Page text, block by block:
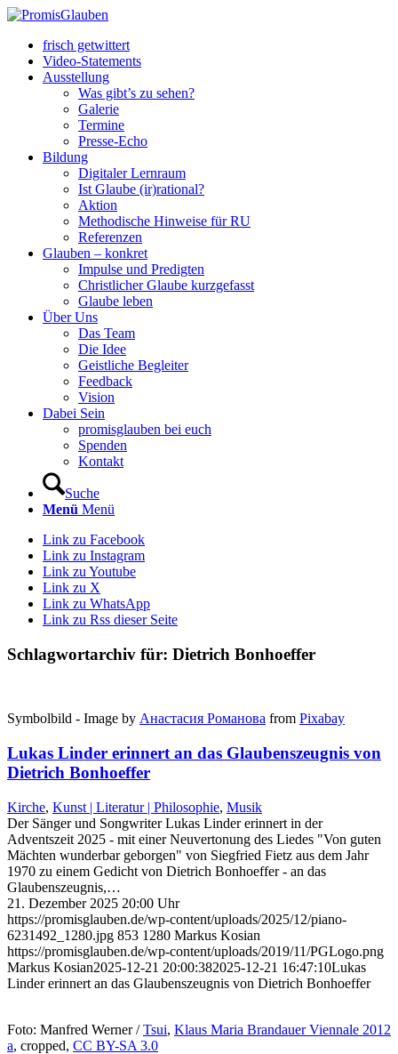
frisch getwittert
Video-Statements
Ausstellung
Was gibt’s zu sehen?
Galerie
Termine
Presse-Echo
Bildung
Digitaler Lernraum
Ist Glaube (ir)rational?
Aktion
Methodische Hinweise für RU
Referenzen
Glauben – konkret
Impulse und Predigten
Christlicher Glaube kurzgefasst
Glaube leben
Über Uns
Das Team
Die Idee
Geistliche Begleiter
Feedback
Vision
Dabei Sein
promisglauben bei euch
Spenden
Kontakt
Suche
Menü Menü
Link zu Facebook
Link zu Instagram
Link zu Youtube
Link zu X
Link zu WhatsApp
Link zu Rss dieser Seite
Schlagwortarchiv für: Dietrich Bonhoeffer
Symbolbild - Image by Анастасия Романова from Pixabay
Lukas Linder erinnert an das Glaubenszeugnis von
Dietrich Bonhoeffer
Kirche, Kunst | Literatur | Philosophie, Musik
Der Sänger und Songwriter Lukas Linder erinnert in der
Adventszeit 2025 - mit einer Neuvertonung des Liedes "Von guten
Mächten wunderbar geborgen" von Siegfried Fietz aus dem Jahr
1970 zu einem Gedicht von Dietrich Bonhoeffer - an das
Glaubenszeugnis,…
21. Dezember 2025 20:00 Uhr
https://promisglauben.de/wp-content/uploads/2025/12/piano-
6231492_1280.jpg 853 1280 Markus Kosian
https://promisglauben.de/wp-content/uploads/2019/11/PGLogo.png
Markus Kosian2025-12-21 20:00:382025-12-21 16:47:10Lukas
Linder erinnert an das Glaubenszeugnis von Dietrich Bonhoeffer
Foto: Manfred Werner /Tsui, Klaus Maria Brandauer Viennale 2012
a, cropped, CC BY-SA 3.0